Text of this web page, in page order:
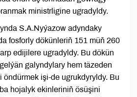
ministrligine ugradyldy.
S.A.Nyýazow adyndaky
fosforly dökünleriň 151 müň 260
edijilere ugradyldy. Bu dökün
galyndylary hem täzeden
öndürmek işi-de ugrukdyryldy. Bu
hojalyk ekinleriniň ösüşini